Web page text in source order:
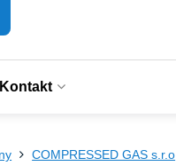
Kontakt
COMPRESSED GAS s.r.o